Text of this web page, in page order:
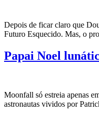
Depois de ficar claro que
Futuro Esquecido. Mas, o
Papai Noel
Moonfall só estreia apenas
astronautas vividos por